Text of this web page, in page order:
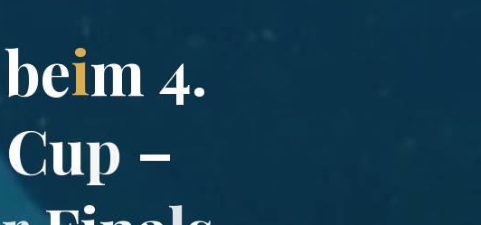
beim4.
Cup –